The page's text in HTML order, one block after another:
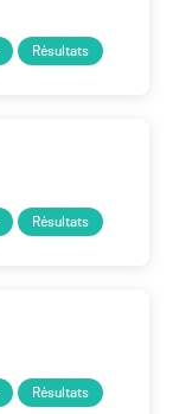
Résultats
Résultats
Résultats